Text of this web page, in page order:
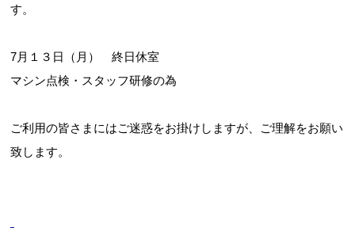
す。
7月１３日（月） 終日休室
マシン点検・スタッフ研修の為
ご利用の皆さまにはご迷惑をお掛けしますが、ご理解をお願い
致します。